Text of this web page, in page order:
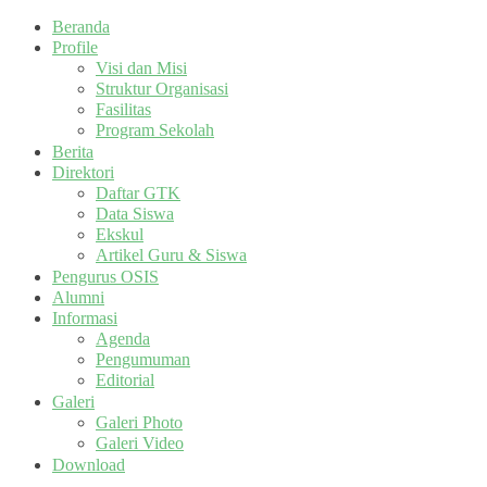
Beranda
Profile
Visi dan Misi
Struktur Organisasi
Fasilitas
Program Sekolah
Berita
Direktori
Daftar GTK
Data Siswa
Ekskul
Artikel Guru & Siswa
Pengurus OSIS
Alumni
Informasi
Agenda
Pengumuman
Editorial
Galeri
Galeri Photo
Galeri Video
Download